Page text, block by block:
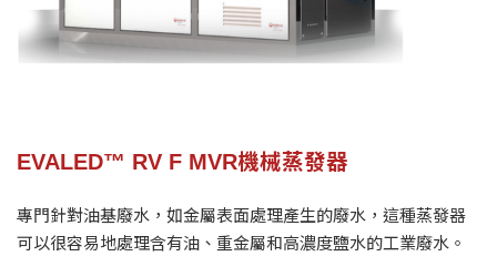
EVALED™ RV F MVR機械蒸發器
專門針對油基廢水，如金屬表面處理產生的廢水，這種蒸發器
可以很容易地處理含有油、重金屬和高濃度鹽水的工業廢水。